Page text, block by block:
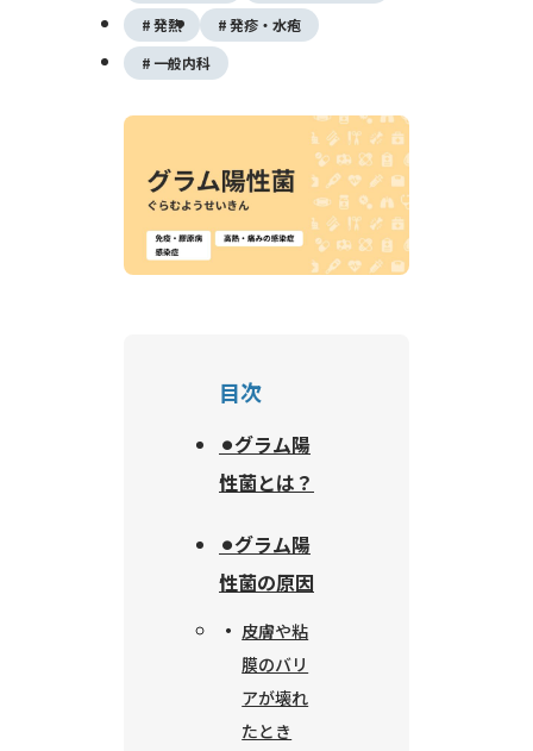
発熱
発疹・水疱
一般内科
目次
⚫︎グラム陽
性菌とは？
⚫︎グラム陽
性菌の原因
皮膚や粘
膜のバリ
アが壊れ
たとき